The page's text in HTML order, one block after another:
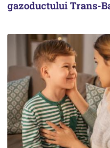
gazoductului Trans-